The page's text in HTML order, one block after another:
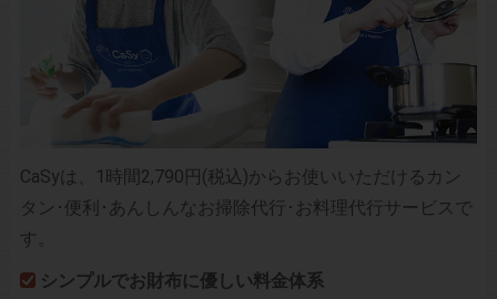
CaSyは、1時間2,790円(税込)からお使いいただけるカン
タン･便利･あんしんなお掃除代行･お料理代行サービスで
す。
シンプルでお財布に優しい料金体系